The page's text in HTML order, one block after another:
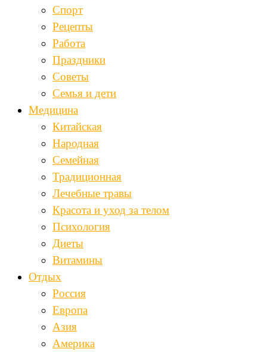
Спорт
Рецепты
Работа
Праздники
Советы
Семья и дети
Медицина
Китайская
Народная
Семейная
Традиционная
Лечебные травы
Красота и уход за телом
Психология
Диеты
Витамины
Отдых
Россия
Европа
Азия
Америка